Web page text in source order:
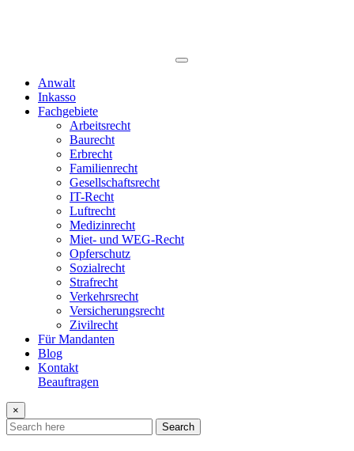
Anwalt
Inkasso
Fachgebiete
Arbeitsrecht
Baurecht
Erbrecht
Familienrecht
Gesellschaftsrecht
IT-Recht
Luftrecht
Medizinrecht
Miet- und WEG-Recht
Opferschutz
Sozialrecht
Strafrecht
Verkehrsrecht
Versicherungsrecht
Zivilrecht
Für Mandanten
Blog
Kontakt
Beauftragen
×
Search